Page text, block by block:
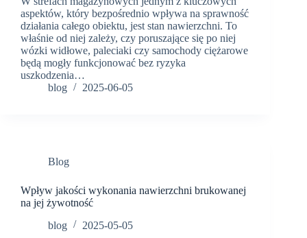
aspektów, który bezpośrednio wpływa na sprawność
działania całego obiektu, jest stan nawierzchni. To
właśnie od niej zależy, czy poruszające się po niej
wózki widłowe, paleciaki czy samochody ciężarowe
będą mogły funkcjonować bez ryzyka
uszkodzenia…
blog
2025-06-05
Blog
Wpływ jakości wykonania nawierzchni brukowanej
na jej żywotność
blog
2025-05-05